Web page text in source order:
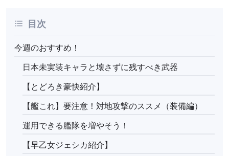
目次
今週のおすすめ！
日本未実装キャラと壊さずに残すべき武器
【とどろき豪快紹介】
【艦これ】要注意！対地攻撃のススメ（装備編）
運用できる艦隊を増やそう！
【早乙女ジェシカ紹介】